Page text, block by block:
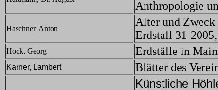
Anthropologie
Haschner, Anton
Alter und
Erdstall 31-
Hock, Georg Erdställe in
Karner, Lambert Blätter des
Künstliche